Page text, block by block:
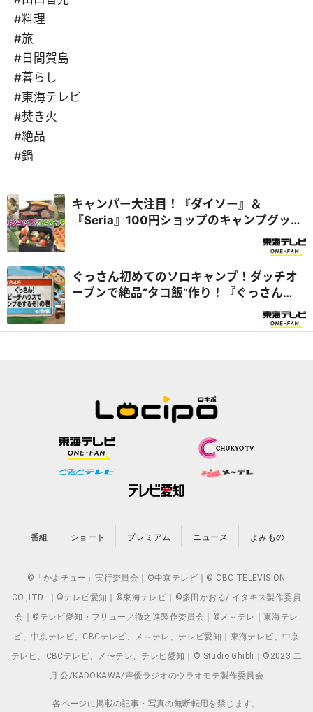
#料理
#旅
#日間賀島
#暮らし
#東海テレビ
#焚き火
#絶品
#鍋
キャンパー大注目！『ダイソー』＆
『Seria』100円ショップのキャンプグッズ
の実力をチェック！『スイッチ！特集』
ぐっさん初めてのソロキャンプ！ダッチオ
ーブンで絶品“タコ飯”作り！『ぐっさん
番組 ショート プレミアム ニュース よみもの
©「かよチュー」実行委員会｜©中京テレビ｜© CBC TELEVISION
CO.,LTD. ｜©テレビ愛知｜©東海テレビ｜©多田かおる/ イタキス製作委員
会｜©テレビ愛知・フリュー／徹之進製作委員会｜©メ～テレ｜東海テレ
ビ、中京テレビ、CBCテレビ、メ～テレ、テレビ愛知｜東海テレビ、中京
テレビ、CBCテレビ、メ〜テレ、テレビ愛知｜© Studio Ghibli｜©2023 二
月 公/KADOKAWA/声優ラジオのウラオモテ製作委員会
各ページに掲載の記事・写真の無断転用を禁じます。